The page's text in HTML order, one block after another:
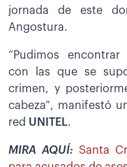
jornada de este
Angostura.
“Pudimos
con las que se
crimen, y
cabeza”, manifestó
red UNITEL.
MIRA AQUÍ: Santa